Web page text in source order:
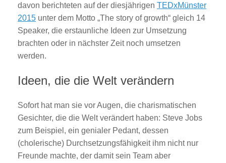
davon berichteten auf der diesjährigen TEDxMünster
2015 unter dem Motto „The story of growth“ gleich 14
Speaker, die erstaunliche Ideen zur Umsetzung
brachten oder in nächster Zeit noch umsetzen
werden.
Ideen, die die Welt verändern
Sofort hat man sie vor Augen, die charismatischen
Gesichter, die die Welt verändert haben: Steve Jobs
zum Beispiel, ein genialer Pedant, dessen
(cholerische) Durchsetzungsfähigkeit ihm nicht nur
Freunde machte, der damit sein Team aber